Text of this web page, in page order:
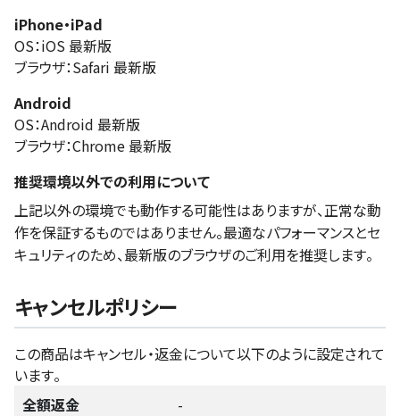
iPhone・iPad
OS：iOS 最新版
ブラウザ：Safari 最新版
Android
OS：Android 最新版
ブラウザ：Chrome 最新版
推奨環境以外での利用について
上記以外の環境でも動作する可能性はありますが、正常な動
作を保証するものではありません。最適なパフォーマンスとセ
キュリティのため、最新版のブラウザのご利用を推奨します。
キャンセルポリシー
この商品はキャンセル・返金について以下のように設定されて
います。
全額返金
-